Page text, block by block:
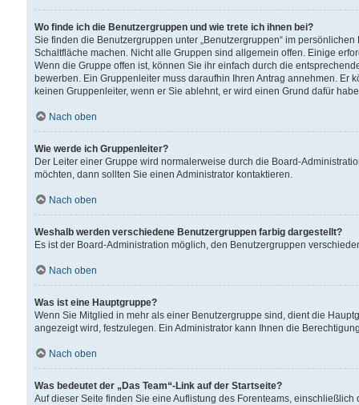
Wo finde ich die Benutzergruppen und wie trete ich ihnen bei?
Sie finden die Benutzergruppen unter „Benutzergruppen“ im
Schaltfläche machen. Nicht alle Gruppen sind allgemein offen. Einige
Wenn die Gruppe offen ist, können Sie ihr einfach durch die
bewerben. Ein Gruppenleiter muss daraufhin Ihren Antrag annehmen.
keinen Gruppenleiter, wenn er Sie ablehnt, er wird einen Grund dafür
Nach oben
Wie werde ich Gruppenleiter?
Der Leiter einer Gruppe wird normalerweise durch die Board-
möchten, dann sollten Sie einen Administrator kontaktieren.
Nach oben
Weshalb werden verschiedene Benutzergruppen farbig dargestellt?
Es ist der Board-Administration möglich, den Benutzergruppen
Nach oben
Was ist eine Hauptgruppe?
Wenn Sie Mitglied in mehr als einer Benutzergruppe sind, dient die
angezeigt wird, festzulegen. Ein Administrator kann Ihnen die
Nach oben
Was bedeutet der „Das Team“-Link auf der Startseite?
Auf dieser Seite finden Sie eine Auflistung des Forenteams,